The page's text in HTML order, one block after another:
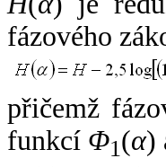
fázového
přičemž
funkcí Φ1(α)